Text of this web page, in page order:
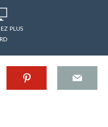
PLUS